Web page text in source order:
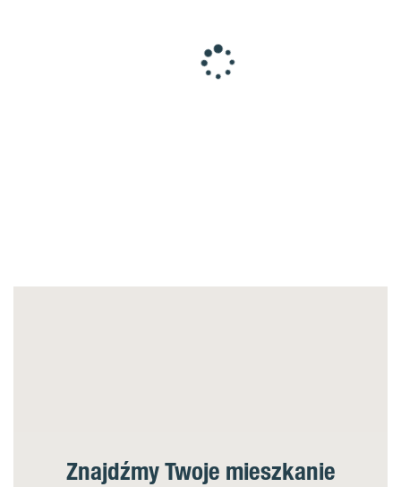
Znajdźmy Twoje mieszkanie